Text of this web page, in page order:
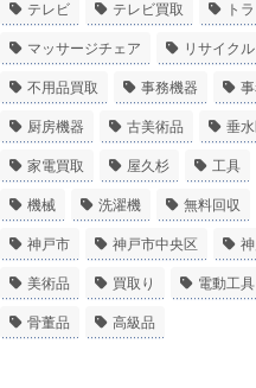
テレビ テレビ買取 ト
マッサージチェア リサイク
不用品買取 事務機器
厨房機器 古美術品 垂
家電買取 屋久杉 工具
機械 洗濯機 無料回収
神戸市 神戸市中央区
美術品 買取り 電動工具
骨董品 高級品